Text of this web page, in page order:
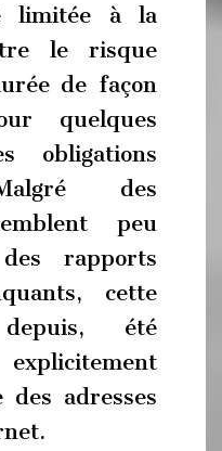
limitée à la
le risque
de façon
quelques
obligations
des
peu
rapports
cette
été
des adresses